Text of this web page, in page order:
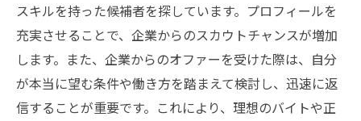
スキルを持った候補者を探しています。プロフィールを
充実させることで、企業からのスカウトチャンスが増加
します。また、企業からのオファーを受けた際は、自分
が本当に望む条件や働き方を踏まえて検討し、迅速に返
信することが重要です。これにより、理想のバイトや正